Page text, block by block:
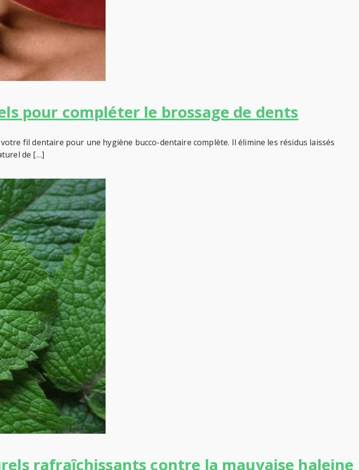
pour compléter le brossage de dents
fil dentaire pour une hygiène bucco-dentaire complète. Il élimine les résidus laissés
de […]
rafraîchissants contre la mauvaise haleine